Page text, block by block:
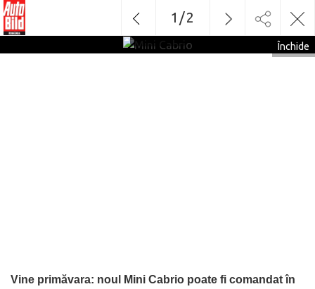
Vine primăvara: noul Mini Cabrio poate fi comandat în
Închide
1 /2